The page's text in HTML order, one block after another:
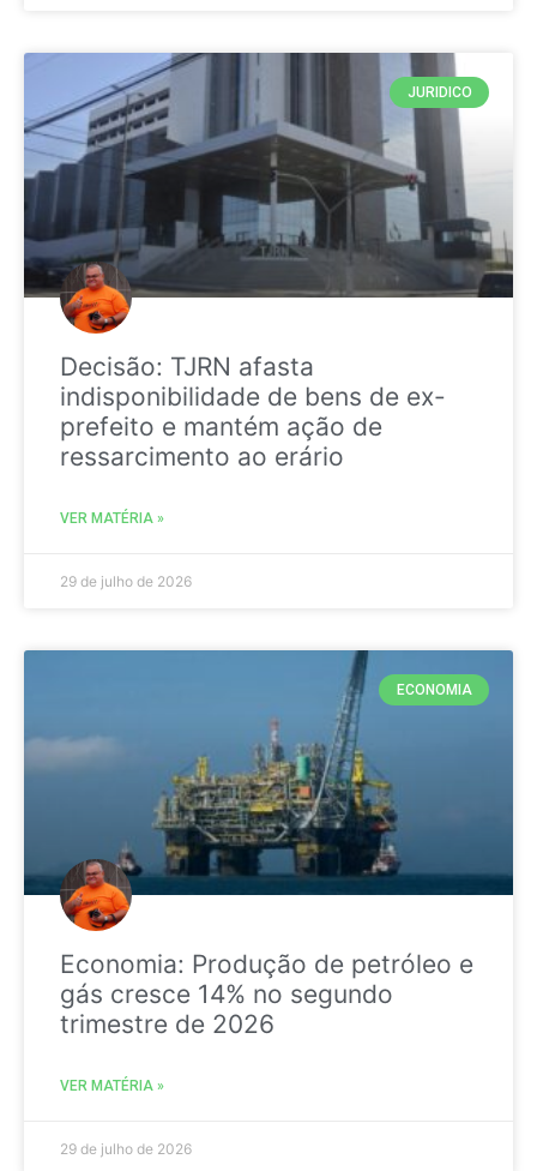
JURIDICO
Decisão: TJRN afasta
indisponibilidade de bens de ex-
prefeito e mantém ação de
ressarcimento ao erário
VER MATÉRIA »
29 de julho de 2026
ECONOMIA
Economia: Produção de petróleo e
gás cresce 14% no segundo
trimestre de 2026
VER MATÉRIA »
29 de julho de 2026